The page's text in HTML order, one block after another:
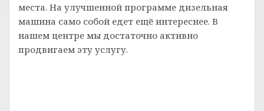
места. На улучшенной программе дизельная
машина само собой едет ещё интереснее. В
нашем центре мы достаточно активно
продвигаем эту услугу.